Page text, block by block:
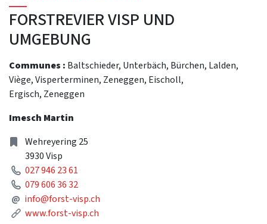
FORSTREVIER VISP UND
UMGEBUNG
Communes : Baltschieder, Unterbäch, Bürchen, Lalden,
Viège, Visperterminen, Zeneggen, Eischoll,
Ergisch, Zeneggen
Imesch Martin
Address
Wehreyering 25
3930 Visp
Phone
027 946 23 61
Phone
079 606 36 32
@ Mail
info@forst-visp.ch
Link
www.forst-visp.ch